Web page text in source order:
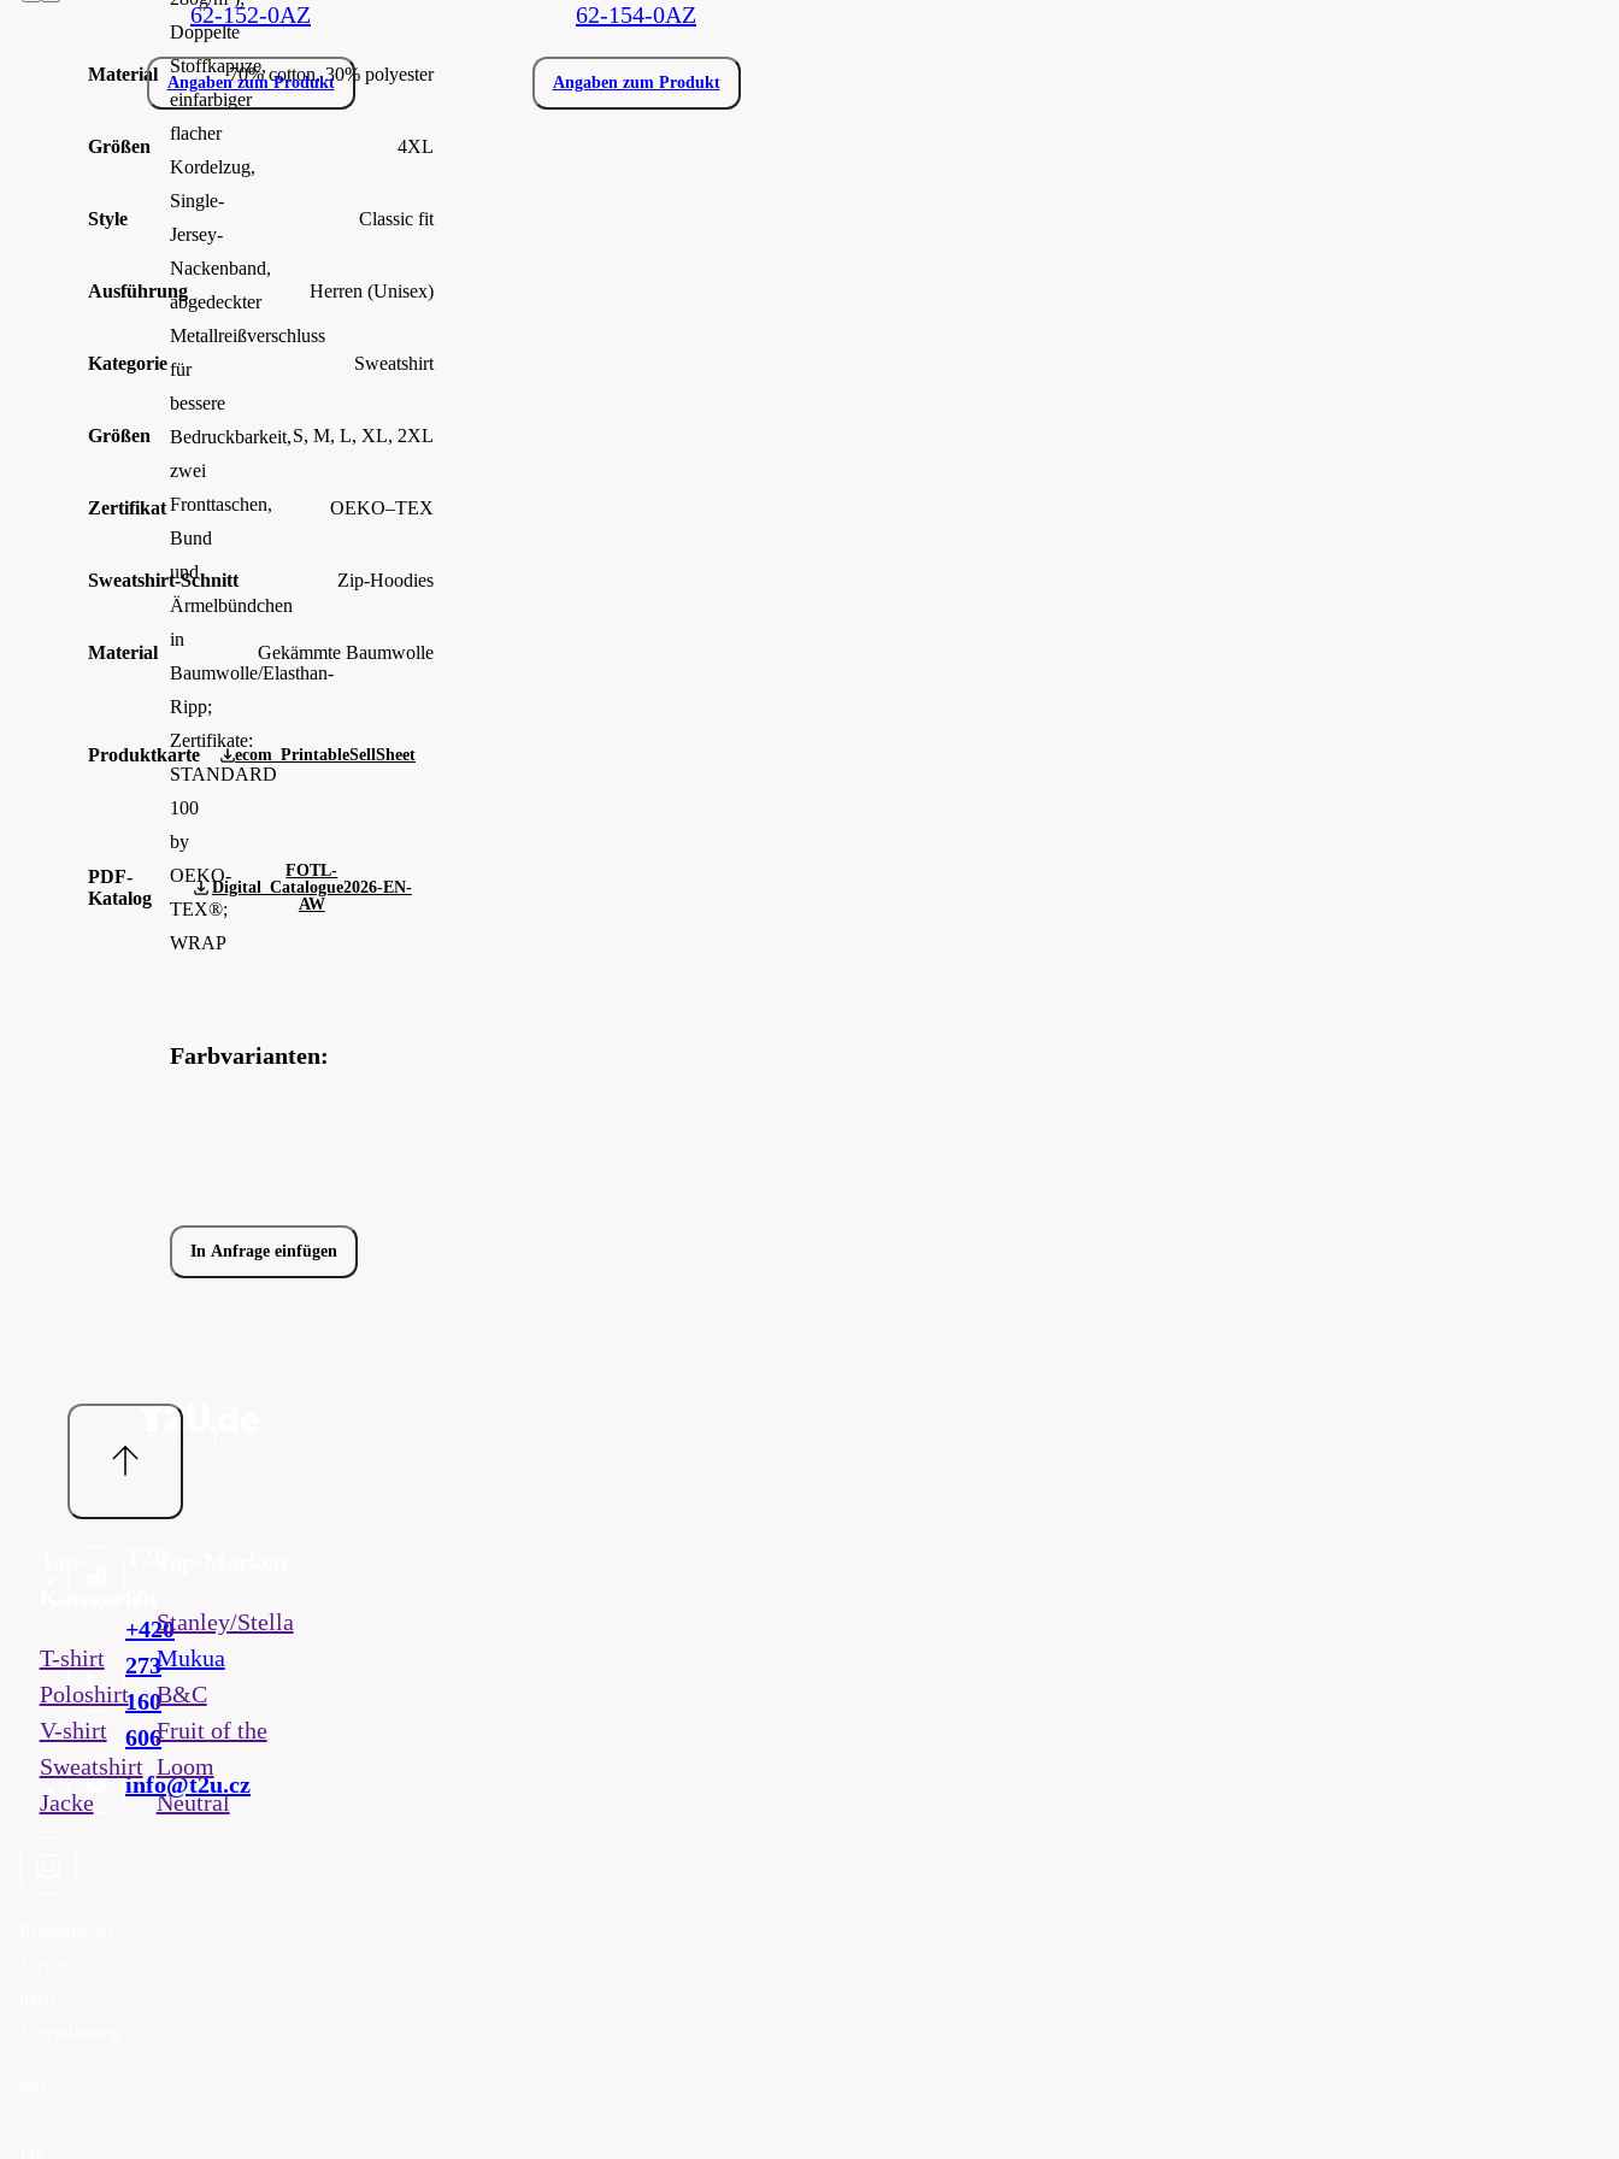
Doppelte
Stoffkapuze,
einfarbiger
flacher
Kordelzug,
Single-
Jersey-
Nackenband,
abgedeckter
Metallreißverschluss
für
bessere
Bedruckbarkeit,
zwei
Fronttaschen,
Bund
und
Ärmelbündchen
in
Baumwolle/Elasthan-
Ripp;
Zertifikate:
STANDARD
100
by
OEKO-
TEX®;
WRAP
Farbvarianten:
In Anfrage einfügen
Material 70% cotton, 30% polyester
Größen 4XL
Style Classic fit
Ausführung Herren (Unisex)
Kategorie Sweatshirt
Größen S, M, L, XL, 2XL
Zertifikat OEKO–TEX
Sweatshirt-Schnitt Zip-Hoodies
Material Gekämmte Baumwolle
Produktkarte ecom_PrintableSellSheet
PDF-
Katalog
FOTL-
Digital_Catalogue2026-EN-
AW
62-152-0AZ
Angaben zum Produkt
62-154-0AZ
Angaben zum Produkt
+420
273
160
606
info@t2u.cz
T-shirt
Poloshirt
V-shirt
Sweatshirt
Jacke
Stanley/Stella
Mukua
B&C
Fruit of the
Loom
Neutral